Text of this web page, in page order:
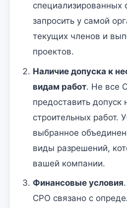
специализированных
запросить у самой
текущих членов и
проектов.
Наличие допуска к
видам работ. Не все
предоставить допуск
строительных работ.
выбранное
виды разрешений,
вашей компании.
Финансовые условия
СРО связано с